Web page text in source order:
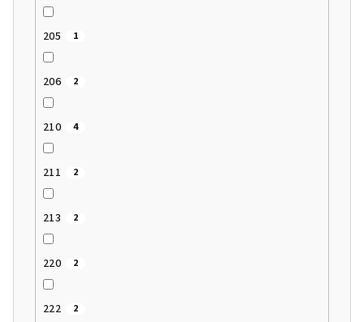
205 1
206 2
210 4
211 2
213 2
220 2
222 2